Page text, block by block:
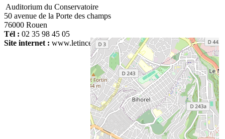
Auditorium du Conservatoire
50 avenue de la Porte des champs
76000 Rouen
Tél : 02 35 98 45 05
Site internet : www.letincelle-rouen.fr